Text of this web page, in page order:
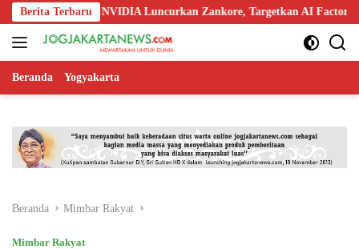
Langsung
ke
konten
Berita Terbaru
dan NVIDIA Luncurkan Zankore, Targetkan AI Factory 1 GW
Beranda Yogyakarta
Beranda Mimbar Rakyat
Mimbar Rakyat